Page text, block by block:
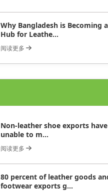
Why Bangladesh is Becoming
Hub for Leathe...
阅读更多
Non-leather shoe exports
unable to m...
阅读更多
80 percent of leather goods
footwear exports g...